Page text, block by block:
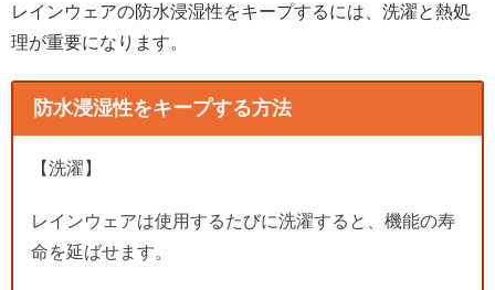
レインウェアの防水浸湿性をキープするには、洗濯と熱処
理が重要になります。
防水浸湿性をキープする方法
【洗濯】
レインウェアは使用するたびに洗濯すると、機能の寿
命を延ばせます。